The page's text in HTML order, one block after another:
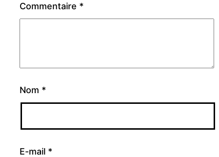
Commentaire *
Nom *
E-mail *